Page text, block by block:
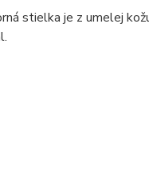
stielka je z umelej